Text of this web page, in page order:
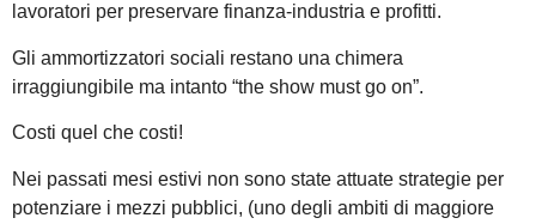
lavoratori per preservare finanza-industria e profitti.
Gli ammortizzatori sociali restano una chimera
irraggiungibile ma intanto “the show must go on”.
Costi quel che costi!
Nei passati mesi estivi non sono state attuate strategie per
potenziare i mezzi pubblici, (uno degli ambiti di maggiore